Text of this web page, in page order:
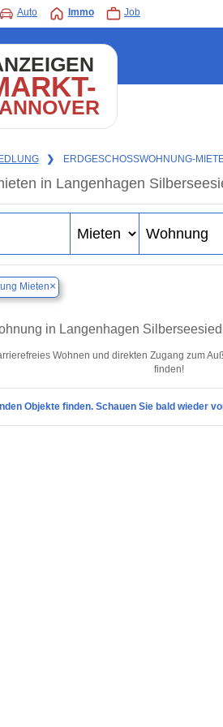
Auto Immo Job
❯ ERDGESCHOSSWOHNUNG-
in Langenhagen
Mieten×
in Langenhagen
Wohnen und direkten Zugang zum
finden!
Objekte finden. Schauen Sie bald wieder